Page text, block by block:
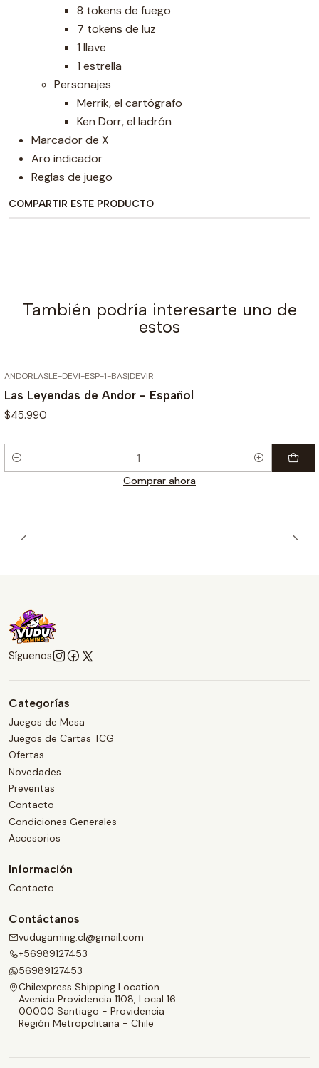
8 tokens de fuego
7 tokens de luz
1 llave
1 estrella
Personajes
Merrik, el cartógrafo
Ken Dorr, el ladrón
Marcador de X
Aro indicador
Reglas de juego
COMPARTIR ESTE PRODUCTO
También podría interesarte uno de
estos
ANDORLASLE-DEVI-ESP-1-BAS|DEVIR
Las Leyendas de Andor - Español
$45.990
Cantidad
Comprar ahora
Síguenos
Categorías
Juegos de Mesa
Juegos de Cartas TCG
Ofertas
Novedades
Preventas
Contacto
Condiciones Generales
Accesorios
Información
Contacto
Contáctanos
vudugaming.cl@gmail.com
+56989127453
56989127453
Chilexpress Shipping Location
Avenida Providencia 1108, Local 16
00000 Santiago - Providencia
Región Metropolitana - Chile